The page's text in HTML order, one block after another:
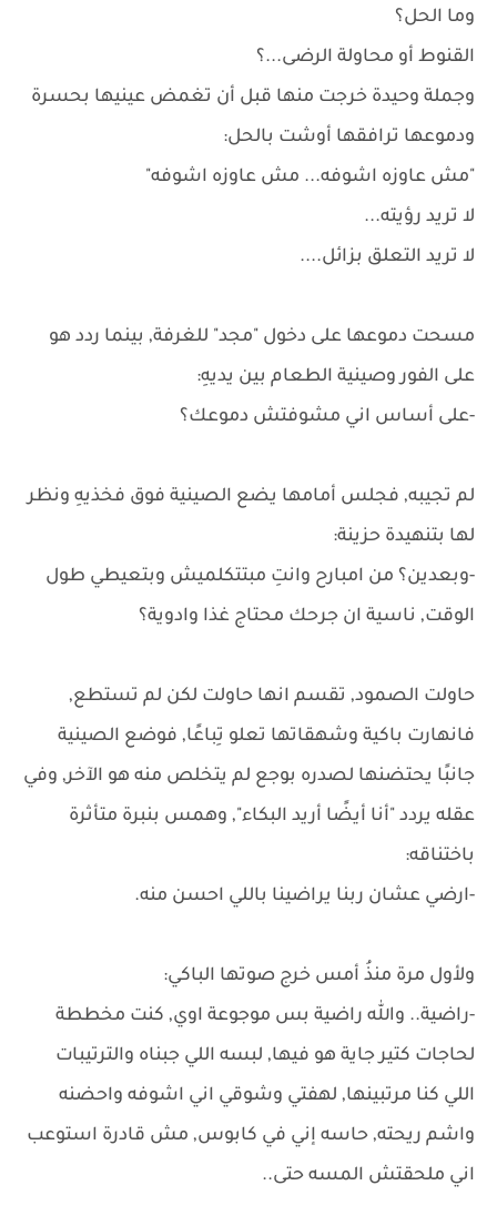
وما الحل؟
القنوط أو محاولة الرضى...؟
وجملة وحيدة خرجت منها قبل أن تغمض عينيها بحسرة
ودموعها ترافقها أوشت بالحل:
"مش عاوزه اشوفه... مش عاوزه اشوفه"
لا تريد رؤيته...
لا تريد التعلق بزائل....
مسحت دموعها على دخول "مجد" للغرفة, بينما ردد هو
على الفور وصينية الطعام بين يديهِ:
-على أساس اني مشوفتش دموعك؟
لم تجيبه, فجلس أمامها يضع الصينية فوق فخذيهِ ونظر
لها بتنهيدة حزينة:
-وبعدين؟ من امبارح وانتِ مبتتكلميش وبتعيطي طول
الوقت, ناسية ان جرحك محتاج غذا وادوية؟
حاولت الصمود, تقسم انها حاولت لكن لم تستطع,
فانهارت باكية وشهقاتها تعلو تِباعًا, فوضع الصينية
جانبًا يحتضنها لصدره بوجع لم يتخلص منه هو الآخر, وفي
عقله يردد "أنا أيضًا أريد البكاء", وهمس بنبرة متأثرة
باختناقه:
-ارضي عشان ربنا يراضينا باللي احسن منه.
ولأول مرة منذُ أمس خرج صوتها الباكي:
-راضية.. والله راضية بس موجوعة اوي, كنت مخططة
لحاجات كتير جاية هو فيها, لبسه اللي جبناه والترتيبات
اللي كنا مرتبينها, لهفتي وشوقي اني اشوفه واحضنه
واشم ريحته, حاسه إني في كابوس, مش قادرة استوعب
اني ملحقتش المسه حتى..